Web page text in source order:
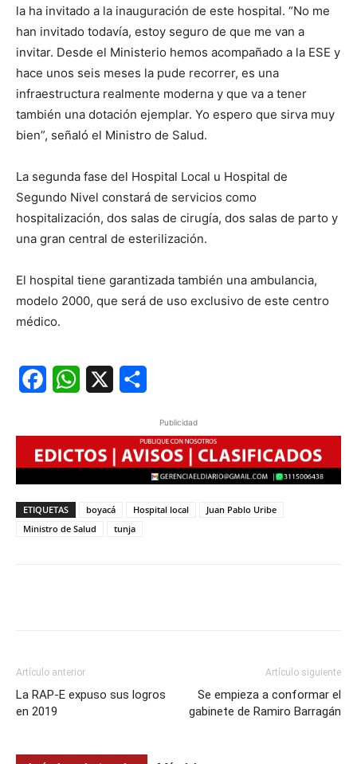
la ha invitado a la inauguración de este hospital. “No me
han invitado todavía, estoy seguro de que me van a
invitar. Desde el Ministerio hemos acompañado a la ESE y
hace unos seis meses la pude recorrer, es una
infraestructura realmente moderna y que va a tener
también una dotación ejemplar. Yo espero que sirva muy
bien”, señaló el Ministro de Salud.
La segunda fase del Hospital Local u Hospital de
Segundo Nivel constará de servicios como
hospitalización, dos salas de cirugía, dos salas de parto y
una gran central de esterilización.
El hospital tiene garantizada también una ambulancia,
modelo 2000, que será de uso exclusivo de este centro
médico.
FacebookWhatsApp
Publicidad
ETIQUETAS boyacá Hospital local
Juan Pablo Uribe
Ministro de Salud
tunja
Artículo anterior
La RAP-E expuso sus logros
en 2019
Artículo siguiente
Se empieza a conformar el
gabinete de Ramiro Barragán